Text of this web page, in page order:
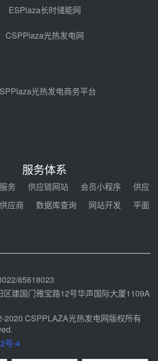
350MW光热大基地建设提速！哈
锅中标格尔木项目蒸汽发生系统
前天 08-04 09:54
前天 08-04 09:27
目海南州香加#1储能工程EPC总承
包项目设备采购
河北金悦弘千中标重能新疆天山北
麓100MW光热发电项目用“碳钢、
100MW光热发电项目管件采购
ESPlaza长时储能网
CSPPlaza光热发电网
光热发电商务平台
服务体系
务 供应链网站 会员小程序
供应
应商 数据库查询 网站开发
平面
85618023
区建国门雅宝路12号华声国际大厦1109A
2020 CSPPLAZA光热发电网版权所有
号-4